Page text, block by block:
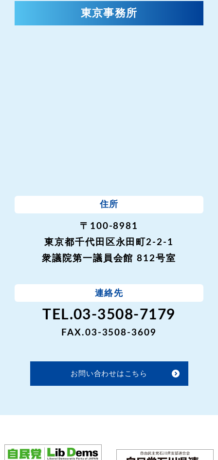
東京事務所
住所
〒100-8981
東京都千代田区永田町2-2-1
衆議院第一議員会館 812号室
連絡先
TEL.03-3508-7179
FAX.03-3508-3609
お問い合わせはこちら